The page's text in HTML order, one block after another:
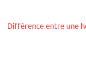
Différence entre une